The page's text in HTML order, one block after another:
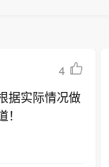
4
据实际情况做